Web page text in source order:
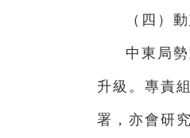
（四）
中東局
升級。專責
署，亦會研